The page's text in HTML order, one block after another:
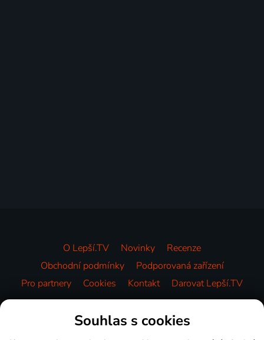
O Lepší.TV Novinky
Recenze
Obchodní podmínky
Podporovaná zařízení
Pro partnery
Cookies Kontakt Darovat Lepší.TV
Videotéka
Souhlas s cookies